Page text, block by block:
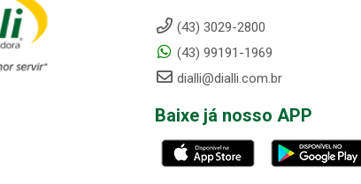
(43) 3029-2800
(43) 99191-1969
dialli@dialli.com.br
Baixe já nosso APP